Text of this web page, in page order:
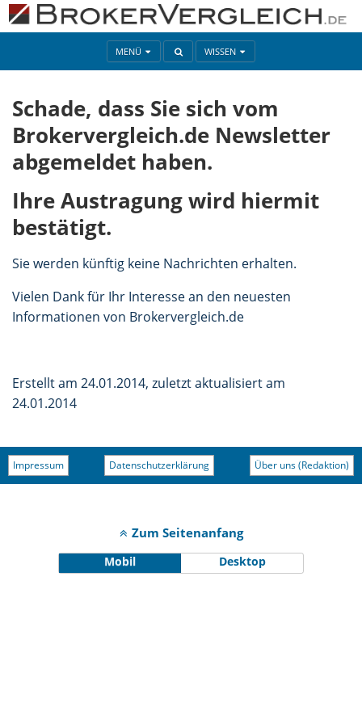
MENÜ WISSEN
Schade, dass Sie sich vom
Brokervergleich.de Newsletter
abgemeldet haben.
Ihre Austragung wird hiermit
bestätigt.
Sie werden künftig keine Nachrichten erhalten.
Vielen Dank für Ihr Interesse an den neuesten
Informationen von Brokervergleich.de
Erstellt am 24.01.2014, zuletzt aktualisiert am
24.01.2014
Impressum Datenschutzerklärung Über uns (Redaktion)
Zum Seitenanfang
Mobil Desktop